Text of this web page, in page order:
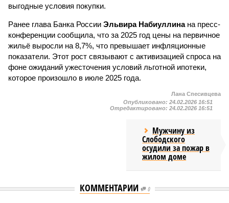
выгодные условия покупки.
Ранее глава Банка России Эльвира Набиуллинана пресс-
конференции сообщила, что за 2025 год цены на первичное
жильё выросли на 8,7%, что превышает инфляционные
показатели. Этот рост связывают с активизацией спроса на
фоне ожиданий ужесточения условий льготной ипотеки,
которое произошло в июле 2025 года.
Лана Спесивцева
Опубликовано: 24.02.2026 16:51
Отредактировано: 24.02.2026 16:51
Мужчину из
Слободского
осудили за пожар в
жилом доме
КОММЕНТАРИИ 0